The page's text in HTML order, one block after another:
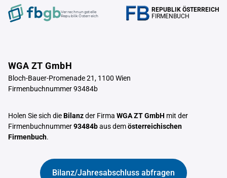
Verrechnungstelle
Republik Österreich
REPUBLIK ÖSTERREICH
FIRMENBUCH
WGA ZT GmbH
Bloch-Bauer-Promenade 21, 1100 Wien
Firmenbuchnummer 93484b
Holen Sie sich dieBilanzder Firma WGA ZT GmbH mit der
Firmenbuchnummer93484baus demösterreichischen
Firmenbuch.
Bilanz/Jahresabschluss abfragen